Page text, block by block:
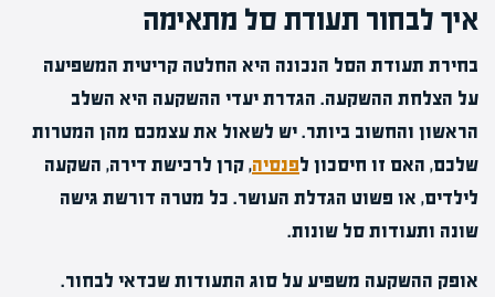
איך לבחור תעודת סל מתאימה
בחירת תעודת הסל הנכונה היא החלטה קריטית המשפיעה
על הצלחת ההשקעה. הגדרת יעדי ההשקעה היא השלב
הראשון והחשוב ביותר. יש לשאול את עצמכם מהן המטרות
שלכם, האם זו חיסכון לפנסיה, קרן לרכישת דירה, השקעה
לילדים, או פשוט הגדלת העושר. כל מטרה דורשת גישה
שונה ותעודות סל שונות.
אופק ההשקעה משפיע על סוג התעודות שכדאי לבחור.